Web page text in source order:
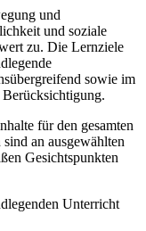
und
und soziale
zu. Die Lernziele
sowie im
Berücksichtigung.
für den gesamten
an ausgewählten
Gesichtspunkten
Unterricht